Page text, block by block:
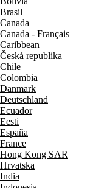
Brasil
Canada
Canada - Français
Caribbean
Česká republika
Chile
Colombia
Danmark
Deutschland
Ecuador
Eesti
España
France
Hong Kong SAR
Hrvatska
India